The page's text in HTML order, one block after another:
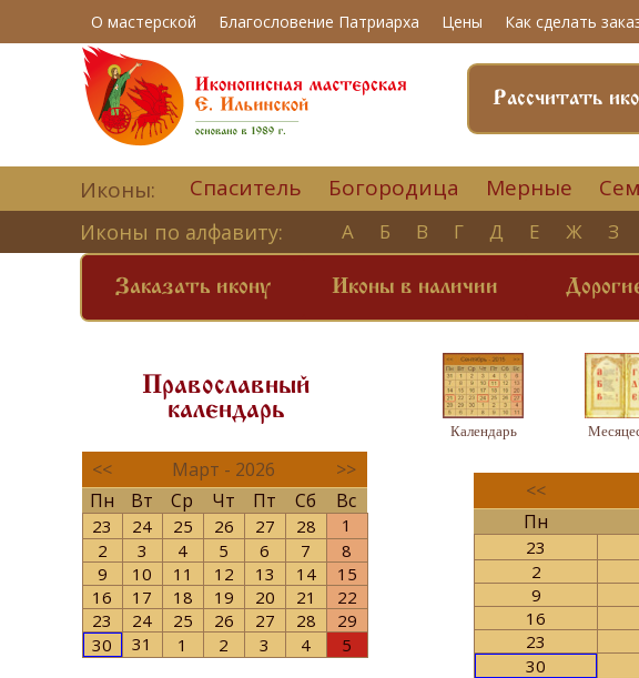
О мастерской Благословение Патриарха Цены Как сделать
Рассчитать
Иконы: Спаситель Богородица Мерные
Иконы по алфавиту: А Б В Г Д Е Ж З
Заказать икону Иконы в наличии
Православный
календарь
<< Март - 2026
>>
Пн
Вт Ср Чт Пт Сб Вс
23 24 25 26 27 28
1
2
3 4 5 6 7
8
9
10 11 12 13 14
15
16
17 18 19 20 21
22
23
24 25 26 27 28
29
30
31 1 2 3 4 5
Календарь
<<
Пн
23
2
9
16
23
30